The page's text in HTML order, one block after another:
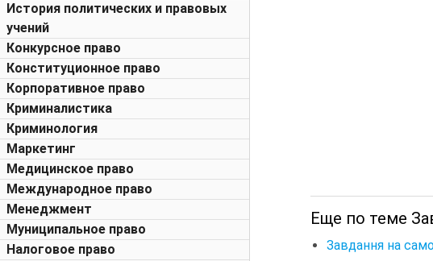
История политических и правовых
учений
Конкурсное право
Конституционное право
Корпоративное право
Криминалистика
Криминология
Маркетинг
Медицинское право
Международное право
Менеджмент
Муниципальное право
Налоговое право
Еще по теме
Завдання на